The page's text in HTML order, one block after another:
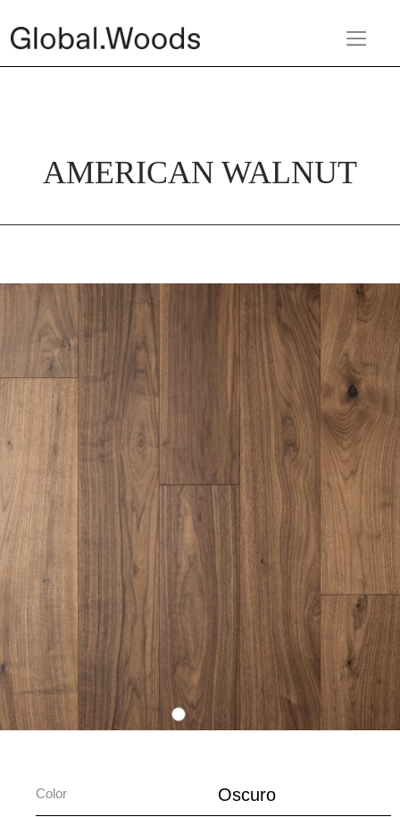
AMERICAN WALNUT
Color Oscuro